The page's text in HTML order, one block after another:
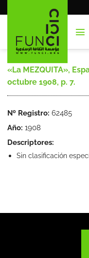
al
«La MEZQUITA»,
octubre 1908, p. 7.
Nº Registro: 62485
Año: 1908
Descriptores:
Sin clasificación